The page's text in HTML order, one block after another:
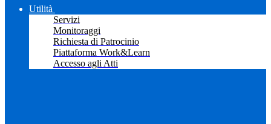
Utilità
Servizi
Monitoraggi
Richiesta di Patrocinio
Piattaforma Work&Learn
Accesso agli Atti